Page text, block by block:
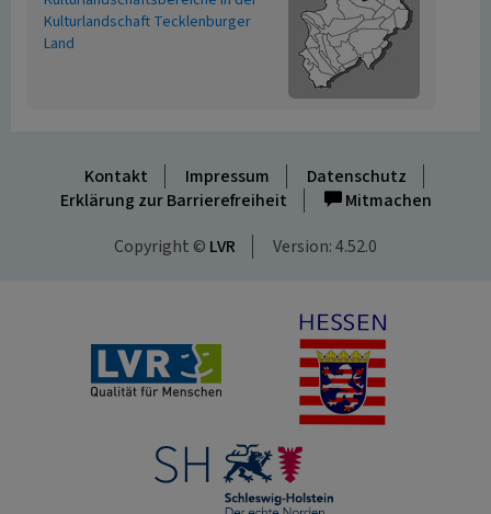
Kulturlandschaft Tecklenburger
Land
Kontakt Impressum
Datenschutz
Erklärung zur Barrierefreiheit
Mitmachen
Copyright © LVR Version: 4.52.0